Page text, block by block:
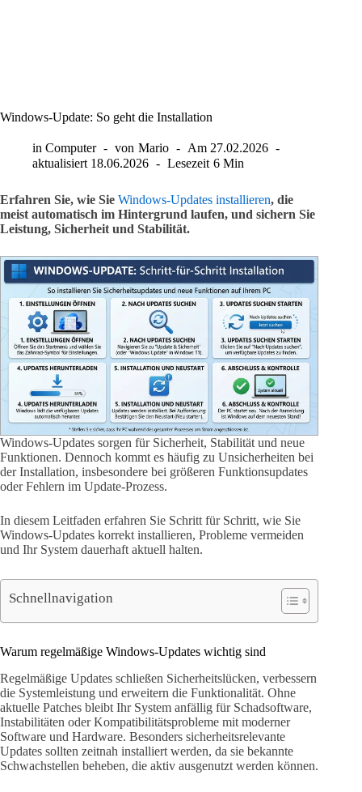
Windows-Update: So geht die Installation
in Computer von Mario Am 27.02.2026
aktualisiert 18.06.2026 Lesezeit 6 Min
Erfahren Sie, wie Sie Windows-Updates installieren, die
meist automatisch im Hintergrund laufen, und sichern Sie
Leistung, Sicherheit und Stabilität.
Windows-Updates sorgen für Sicherheit, Stabilität und neue
Funktionen. Dennoch kommt es häufig zu Unsicherheiten bei
der Installation, insbesondere bei größeren Funktionsupdates
oder Fehlern im Update-Prozess.
In diesem Leitfaden erfahren Sie Schritt für Schritt, wie Sie
Windows-Updates korrekt installieren, Probleme vermeiden
und Ihr System dauerhaft aktuell halten.
Schnellnavigation
Warum regelmäßige Windows-Updates wichtig sind
Regelmäßige Updates schließen Sicherheitslücken, verbessern
die Systemleistung und erweitern die Funktionalität. Ohne
aktuelle Patches bleibt Ihr System anfällig für Schadsoftware,
Instabilitäten oder Kompatibilitätsprobleme mit moderner
Software und Hardware. Besonders sicherheitsrelevante
Updates sollten zeitnah installiert werden, da sie bekannte
Schwachstellen beheben, die aktiv ausgenutzt werden können.